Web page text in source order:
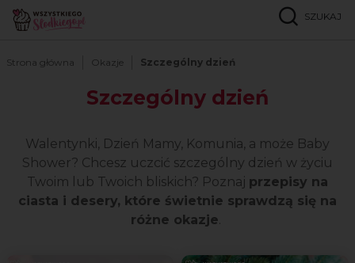
SZUKAJ
Strona główna Okazje Szczególny dzień
Szczególny dzień
Walentynki, Dzień Mamy, Komunia, a może Baby
Shower? Chcesz uczcić szczególny dzień w życiu
Twoim lub Twoich bliskich? Poznaj przepisy na
ciasta i desery, które świetnie sprawdzą się na
różne okazje.